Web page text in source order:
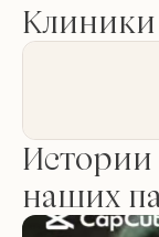
Клиники
Истории
наших